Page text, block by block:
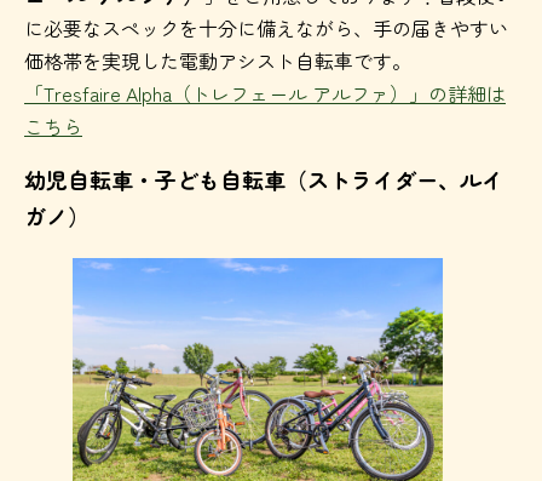
に必要なスペックを十分に備えながら、手の届きやすい
価格帯を実現した電動アシスト自転車です。
「Tresfaire Alpha（トレフェール アルファ）」の詳細は
こちら
幼児自転車・子ども自転車（ストライダー、ルイ
ガノ）